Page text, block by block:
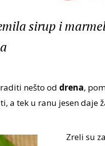
sirup i
nešto od drena,
a tek u ranu jesen daje
Zreli su